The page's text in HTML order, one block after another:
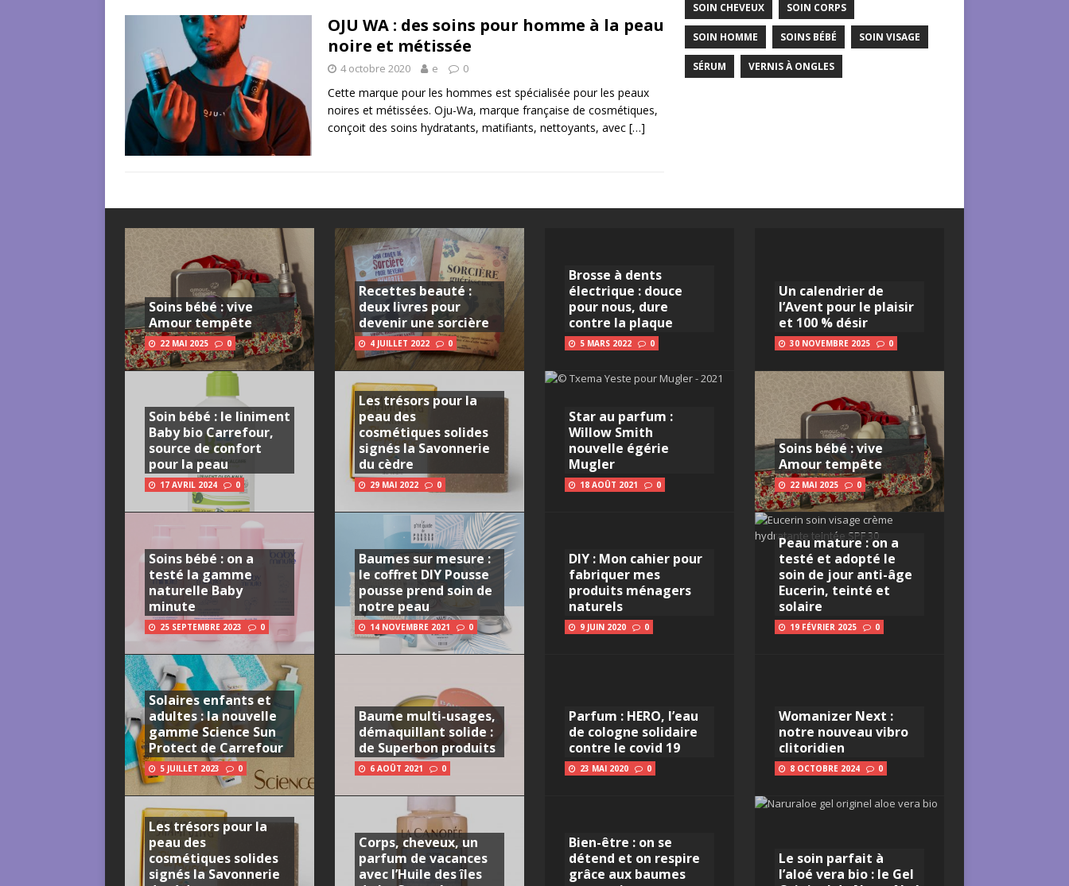
OJU WA : des soins pour homme à la peau
noire et métissée
4 octobre 2020 e 0
Cette marque pour les hommes est spécialisée pour les peaux
noires et métissées. Oju-Wa, marque française de cosmétiques,
conçoit des soins hydratants, matifiants, nettoyants, avec […]
SOIN CHEVEUX SOIN CORPS
SOIN HOMME SOINS BÉBÉ SOIN VISAGE
SÉRUM VERNIS À ONGLES
Soins bébé : vive
Amour tempête
22 MAI 2025 0
Soin bébé : le liniment
Baby bio Carrefour,
source de confort
pour la peau
17 AVRIL 2024 0
Soins bébé : on a
testé la gamme
naturelle Baby
minute
25 SEPTEMBRE 2023 0
Solaires enfants et
adultes : la nouvelle
gamme Science Sun
Protect de Carrefour
5 JUILLET 2023 0
Les trésors pour la
peau des
cosmétiques solides
signés la Savonnerie
Recettes beauté :
deux livres pour
devenir une sorcière
4 JUILLET 2022 0
Les trésors pour la
peau des
cosmétiques solides
signés la Savonnerie
du cèdre
29 MAI 2022 0
Baumes sur mesure :
le coffret DIY Pousse
pousse prend soin de
notre peau
14 NOVEMBRE 2021 0
Baume multi-usages,
démaquillant solide :
de Superbon produits
6 AOÛT 2021 0
Corps, cheveux, un
parfum de vacances
avec l’Huile des îles
Brosse à dents
électrique : douce
pour nous, dure
contre la plaque
5 MARS 2022 0
Star au parfum :
Willow Smith
nouvelle égérie
Mugler
18 AOÛT 2021 0
DIY : Mon cahier pour
fabriquer mes
produits ménagers
naturels
9 JUIN 2020 0
Parfum : HERO, l’eau
de cologne solidaire
contre le covid 19
23 MAI 2020 0
Bien-être : on se
détend et on respire
grâce aux baumes
Un calendrier de
l’Avent pour le plaisir
et 100 % désir
30 NOVEMBRE 2025 0
Soins bébé : vive
Amour tempête
22 MAI 2025 0
Peau mature : on a
testé et adopté le
soin de jour anti-âge
Eucerin, teinté et
solaire
19 FÉVRIER 2025 0
Womanizer Next :
notre nouveau vibro
clitoridien
8 OCTOBRE 2024 0
Le soin parfait à
l’aloé vera bio : le Gel